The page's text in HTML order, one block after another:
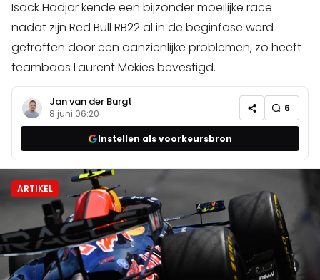
Isack Hadjar kende een bijzonder moeilijke race
nadat zijn Red Bull RB22 al in de beginfase werd
getroffen door een aanzienlijke problemen, zo heeft
teambaas Laurent Mekies bevestigd.
Jan van der Burgt
8 juni 06:20 6
Instellen als voorkeursbron
ARTIKEL